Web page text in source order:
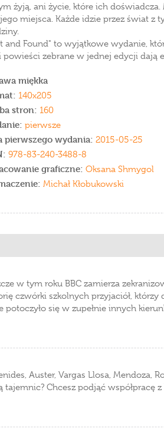
żyją, ani życie, które ich
miejsca. Każde idzie przez świat z
and Found" to wyjątkowe wydanie,
powieści zebrane w jednej edycji dają
miękka
140x205
stron: 160
pierwsze
pierwszego wydania: 2015-05-25
978-83-240-3488-8
graficzne: Oksana Shmygol
Michał Kłobukowski
w tym roku BBC zamierza
czwórki szkolnych przyjaciół,
potoczyło się w zupełnie innych
Auster, Vargas Llosa, Mendoza,
tajemnic? Chcesz podjąć współpracę